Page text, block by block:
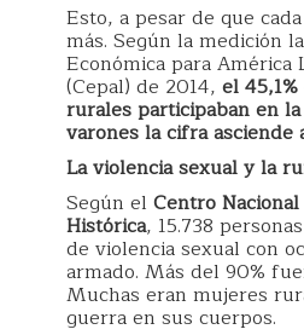
Esto, a pesar de que
más. Según la medición
Económica para América
(Cepal) de 2014, el
rurales participaban en
varones la cifra asciende
La violencia sexual y la
Según el Centro
Histórica, 15.738
de violencia sexual con
armado. Más del 90%
Muchas eran mujeres
guerra en sus cuerpos.